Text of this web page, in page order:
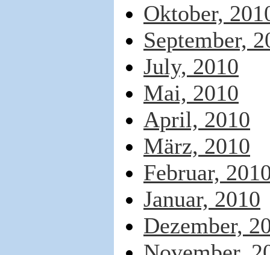
Oktober,
September,
July, 2010
Mai, 2010
April, 2010
März, 2010
Februar,
Januar, 2010
Dezember,